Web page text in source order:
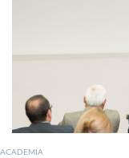
ACADEMIA